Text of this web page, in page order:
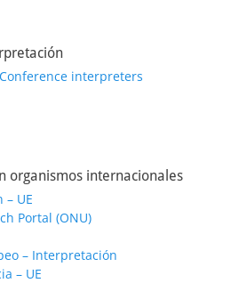
interpreters
organismos internacionales
– UE
Portal (ONU)
– Interpretación
– UE